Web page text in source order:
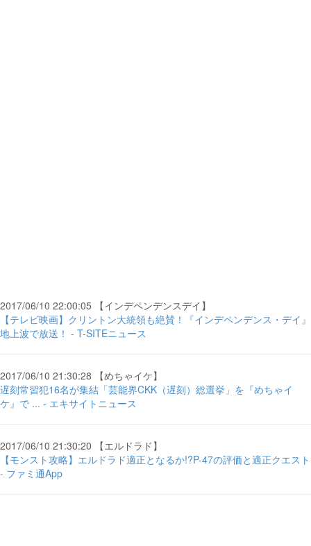
2017/06/10 22:00:05 【インデペンデンスデイ】
【テレビ映画】クリントン大統領も絶賛！『インデペンデンス・デイ』
地上波で放送！ - T-SITEニュース
2017/06/10 21:30:28 【めちゃイケ】
遅刻常習犯16名が集結「芸能界CKK（遅刻）総選挙」を『めちゃイ
ケ』で ... - エキサイトニュース
2017/06/10 21:30:20 【エルドラド】
【モンスト攻略】エルドラド適正となるか!?P-47の評価と適正クエスト
- ファミ通App